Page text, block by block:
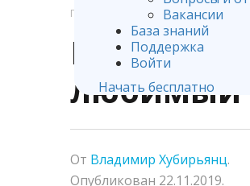
Вакансии
База знаний
Поддержка
Войти
Начать бесплатно
ГЛАВНАЯ ОТЗЫВЫ И РЕПУТАЦИЯ
Не
любимый
От Владимир Хубирьянц.
Опубликован 22.11.2019.